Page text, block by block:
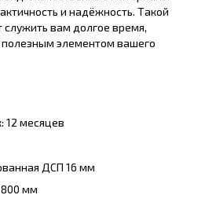
и надёжность. Такой
вам долгое время,
полезным элементом вашего
12 месяцев
ДСП 16 мм
мм